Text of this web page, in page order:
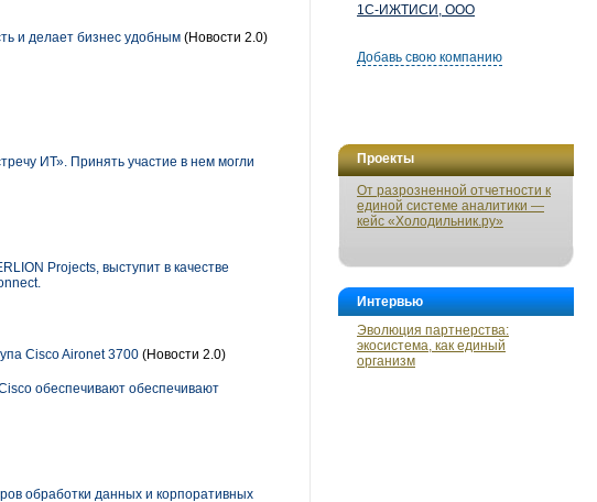
1С-ИЖТИСИ, ООО
Добавь свою компанию
Проекты
От разрозненной отчетности к
единой системе аналитики —
кейс «Холодильник.ру»
Интервью
Эволюция партнерства:
экосистема, как единый
организм
и делает бизнес удобным (Новости 2.0)
ИТ». Принять участие в нем могли
Projects, выступит в качестве
Cisco Aironet 3700 (Новости 2.0)
обеспечивают обеспечивают
обработки данных и корпоративных